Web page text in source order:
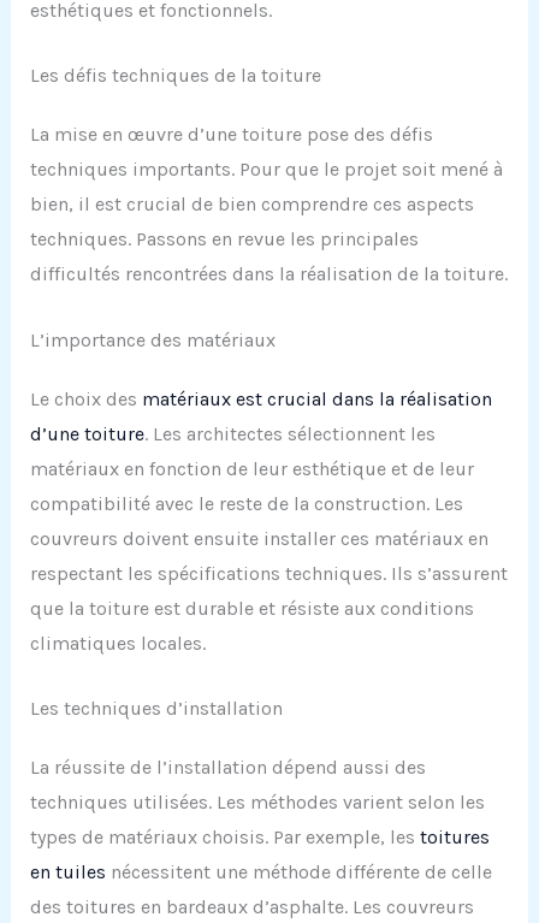
esthétiques et fonctionnels.
Les défis techniques de la toiture
La mise en œuvre d’une toiture pose des défis
techniques importants. Pour que le projet soit mené à
bien, il est crucial de bien comprendre ces aspects
techniques. Passons en revue les principales
difficultés rencontrées dans la réalisation de la toiture.
L’importance des matériaux
Le choix des matériaux est crucial dans la réalisation
d’une toiture. Les architectes sélectionnent les
matériaux en fonction de leur esthétique et de leur
compatibilité avec le reste de la construction. Les
couvreurs doivent ensuite installer ces matériaux en
respectant les spécifications techniques. Ils s’assurent
que la toiture est durable et résiste aux conditions
climatiques locales.
Les techniques d’installation
La réussite de l’installation dépend aussi des
techniques utilisées. Les méthodes varient selon les
types de matériaux choisis. Par exemple, les toitures
en tuiles nécessitent une méthode différente de celle
des toitures en bardeaux d’asphalte. Les couvreurs